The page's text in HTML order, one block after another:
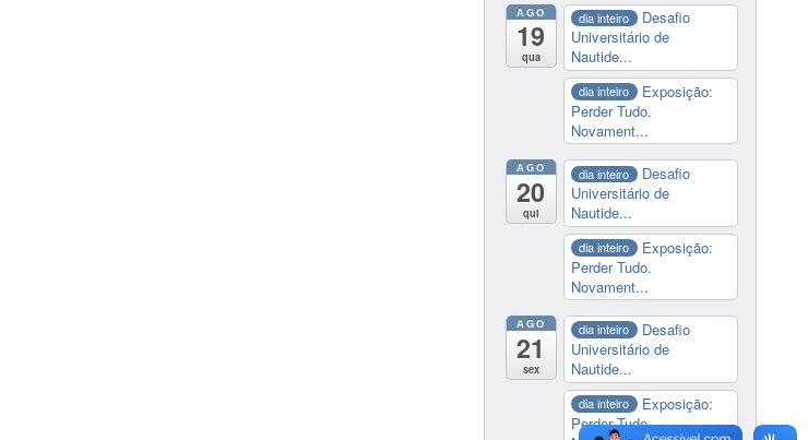
AGO
19
qua
dia inteiro
Desafio
Universitário de
Nautide...
dia inteiro
Exposição:
Perder Tudo.
Novament...
AGO
20
qui
dia inteiro
Desafio
Universitário de
Nautide...
dia inteiro
Exposição:
Perder Tudo.
Novament...
AGO
21
sex
dia inteiro
Desafio
Universitário de
Nautide...
dia inteiro
Exposição:
Perder Tudo.